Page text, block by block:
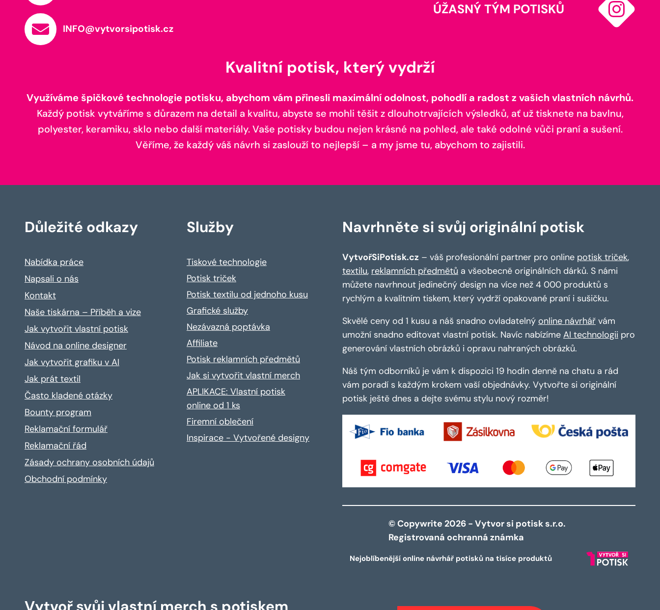
INFO@vytvorsipotisk.cz
ÚŽASNÝ TÝM POTISKŮ
Kvalitní potisk, který vydrží
Využíváme špičkové technologie potisku, abychom vám přinesli maximální odolnost, pohodlí a radost z vašich vlastních návrhů.
Každý potisk vytváříme s důrazem na detail a kvalitu, abyste se mohli těšit z dlouhotrvajících výsledků, ať už tisknete na bavlnu,
polyester, keramiku, sklo nebo další materiály. Vaše potisky budou nejen krásné na pohled, ale také odolné vůči praní a sušení.
Věříme, že každý váš návrh si zaslouží to nejlepší – a my jsme tu, abychom to zajistili.
Důležité odkazy
Nabídka práce
Napsali o nás
Kontakt
Naše tiskárna – Příběh a vize
Jak vytvořit vlastní potisk
Návod na online designer
Jak vytvořit grafiku v AI
Jak prát textil
Často kladené otázky
Bounty program
Reklamační formulář
Reklamační řád
Zásady ochrany osobních údajů
Obchodní podmínky
Služby
Tiskové technologie
Potisk triček
Potisk textilu od jednoho kusu
Grafické služby
Nezávazná poptávka
Affiliate
Potisk reklamních předmětů
Jak si vytvořit vlastní merch
APLIKACE: Vlastní potisk
online od 1 ks
Firemní oblečení
Inspirace - Vytvořené designy
Navrhněte si svůj originální potisk
VytvořSiPotisk.cz – váš profesionální partner pro online potisk triček,
textilu, reklamních předmětů a všeobecně originálních dárků. S námi
můžete navrhnout jedinečný design na více než 4 000 produktů s
rychlým a kvalitním tiskem, který vydrží opakované praní i sušičku.
Skvělé ceny od 1 kusu a náš snadno ovladatelný online návrhář vám
umožní snadno editovat vlastní potisk. Navíc nabízíme AI technologii pro
generování vlastních obrázků i opravu nahraných obrázků.
Náš tým odborníků je vám k dispozici 19 hodin denně na chatu a rád
vám poradí s každým krokem vaší objednávky. Vytvořte si originální
potisk ještě dnes a dejte svému stylu nový rozměr!
© Copywrite 2026 - Vytvor si potisk s.r.o.
Registrovaná ochranná známka
Nejoblíbenější online návrhář potisků na tisíce produktů